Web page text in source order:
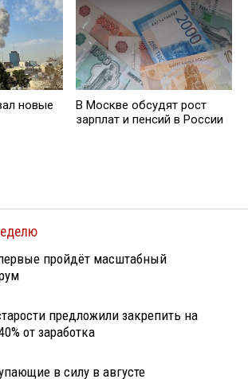
новые
В Москве обсудят рост
зарплат и пенсий в России
пройдёт масштабный
предложили закрепить на
от заработка
в силу в августе